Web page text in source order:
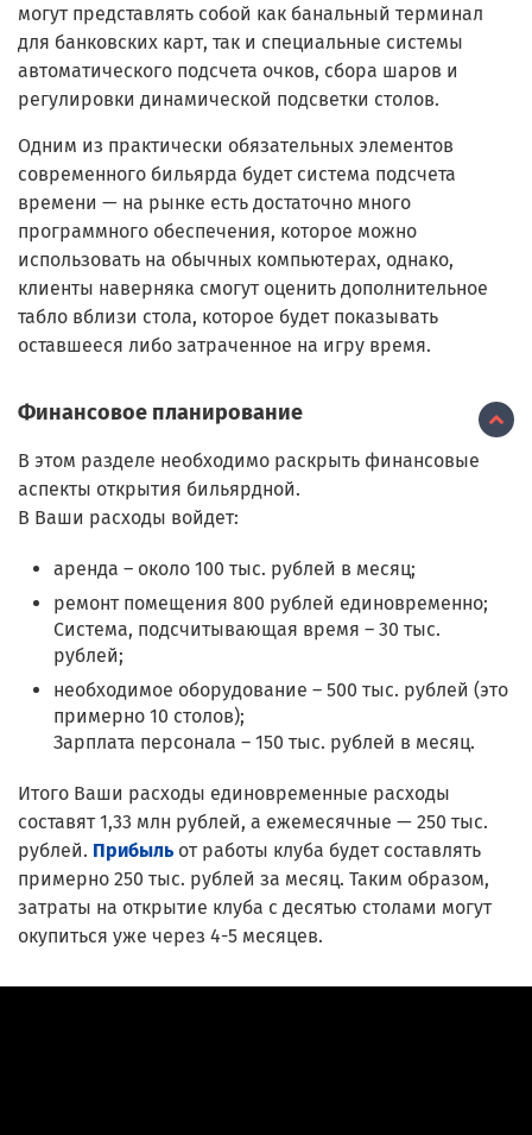
могут представлять собой как банальный терминал
для банковских карт, так и специальные системы
автоматического подсчета очков, сбора шаров и
регулировки динамической подсветки столов.
Одним из практически обязательных элементов
современного бильярда будет система подсчета
времени — на рынке есть достаточно много
программного обеспечения, которое можно
использовать на обычных компьютерах, однако,
клиенты наверняка смогут оценить дополнительное
табло вблизи стола, которое будет показывать
оставшееся либо затраченное на игру время.
Финансовое планирование
В этом разделе необходимо раскрыть финансовые
аспекты открытия бильярдной.
В Ваши расходы войдет:
аренда – около 100 тыс. рублей в месяц;
ремонт помещения 800 рублей единовременно;
Система, подсчитывающая время – 30 тыс.
рублей;
необходимое оборудование – 500 тыс. рублей (это
примерно 10 столов);
Зарплата персонала – 150 тыс. рублей в месяц.
Итого Ваши расходы единовременные расходы
составят 1,33 млн рублей, а ежемесячные — 250 тыс.
рублей. Прибыль от работы клуба будет составлять
примерно 250 тыс. рублей за месяц. Таким образом,
затраты на открытие клуба с десятью столами могут
окупиться уже через 4-5 месяцев.